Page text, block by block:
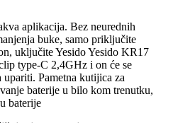
aplikacija. Bez neurednih
buke, samo priključite
uključite Yesido Yesido KR17
type-C 2,4GHz i on će se
upariti. Pametna kutijica za
baterije u bilo kom trenutku,
baterije